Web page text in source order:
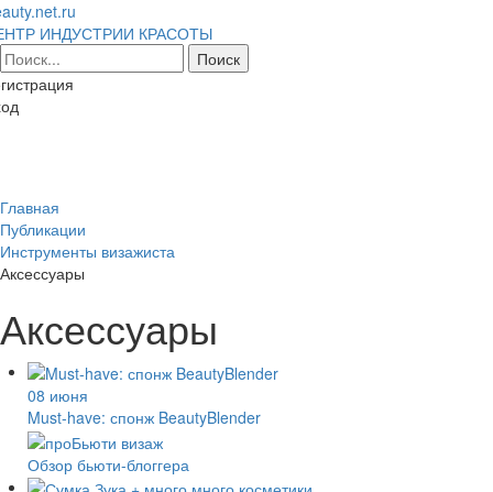
ИНДУСТРИИ КРАСОТЫ
Главная
Публикации
Инструменты визажиста
Аксессуары
Аксессуары
08 июня
Must-have: спонж BeautyBlender
Обзор бьюти-блоггера